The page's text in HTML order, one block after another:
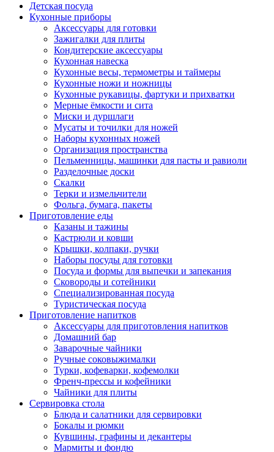
Детская посуда
Кухонные приборы
Аксессуары для готовки
Зажигалки для плиты
Кондитерские аксессуары
Кухонная навеска
Кухонные весы, термометры и таймеры
Кухонные ножи и ножницы
Кухонные рукавицы, фартуки и прихватки
Мерные ёмкости и сита
Миски и дуршлаги
Мусаты и точилки для ножей
Наборы кухонных ножей
Организация пространства
Пельменницы, машинки для пасты и равиоли
Разделочные доски
Скалки
Терки и измельчители
Фольга, бумага, пакеты
Приготовление еды
Казаны и тажины
Кастрюли и ковши
Крышки, колпаки, ручки
Наборы посуды для готовки
Посуда и формы для выпечки и запекания
Сковороды и сотейники
Специализированная посуда
Туристическая посуда
Приготовление напитков
Аксессуары для приготовления напитков
Домашний бар
Заварочные чайники
Ручные соковыжималки
Турки, кофеварки, кофемолки
Френч-прессы и кофейники
Чайники для плиты
Сервировка стола
Блюда и салатники для сервировки
Бокалы и рюмки
Кувшины, графины и декантеры
Мармиты и фондю